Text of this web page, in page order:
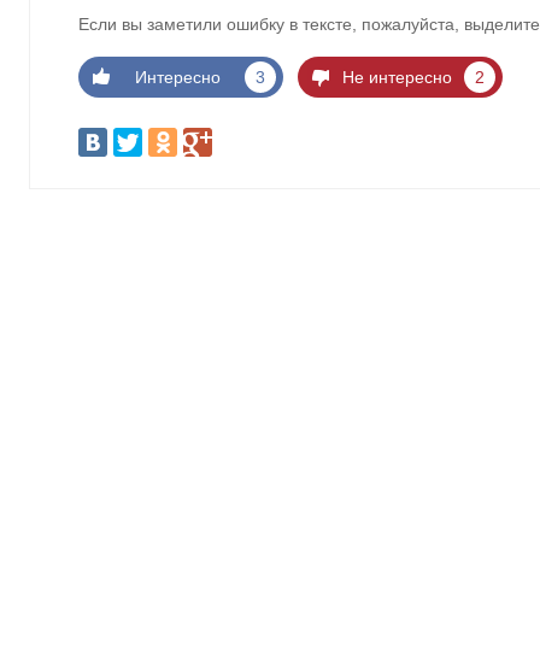
Если вы заметили ошибку в тексте, пожалуйста,
Интересно 3 Не интересно 2